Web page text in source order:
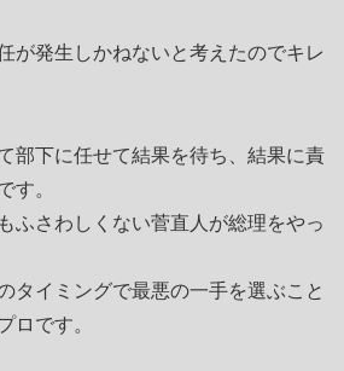
が発生しかねないと考えたのでキレ
部下に任せて結果を待ち、結果に責
す。
ふさわしくない菅直人が総理をやっ
タイミングで最悪の一手を選ぶこと
ロです。